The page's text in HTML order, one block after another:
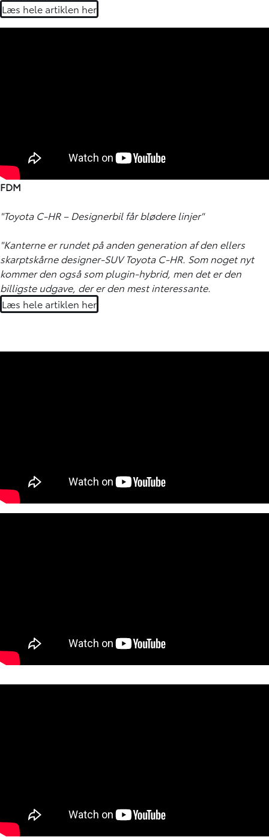
Læs hele artiklen her
FDM
"Toyota C-HR – Designerbil får blødere linjer"
"Kanterne er rundet på anden generation af den ellers
skarptskårne designer-SUV Toyota C-HR. Som noget nyt
kommer den også som plugin-hybrid, men det er den
billigste udgave, der er den mest interessante.
Læs hele artiklen her